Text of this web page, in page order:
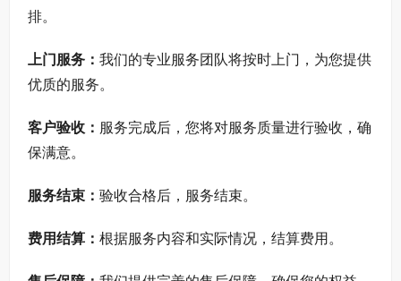
排。
上门服务： 我们的专业服务团队将按时上门，为您提供
优质的服务。
客户验收： 服务完成后，您将对服务质量进行验收，确
保满意。
服务结束： 验收合格后，服务结束。
费用结算： 根据服务内容和实际情况，结算费用。